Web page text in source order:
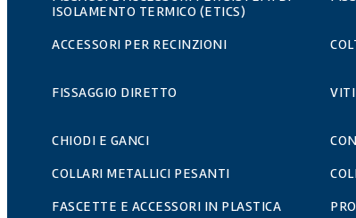
ISOLAMENTO TERMICO (ETICS)
ACCESSORI PER RECINZIONI
FISSAGGIO DIRETTO
CHIODI E GANCI
COLLARI METALLICI PESANTI
FASCETTE E ACCESSORI IN PLASTICA